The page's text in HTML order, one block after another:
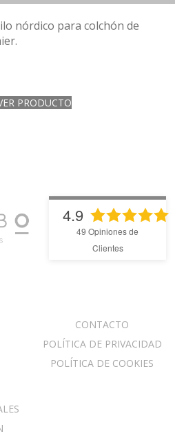
nórdico para colchón de
PRODUCTO
4.9
49 Opiniones de
Clientes
CONTACTO
POLÍTICA DE PRIVACIDAD
POLÍTICA DE COOKIES